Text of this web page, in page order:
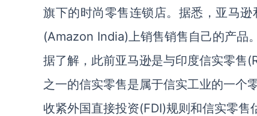
旗下的时尚零售连锁店。据悉，亚马
(Amazon India)上销售销售自己的产品。
据了解，此前亚马逊是与印度信实零售
之一的信实零售是属于信实工业的一个
收紧外国直接投资(FDI)规则和信实零售